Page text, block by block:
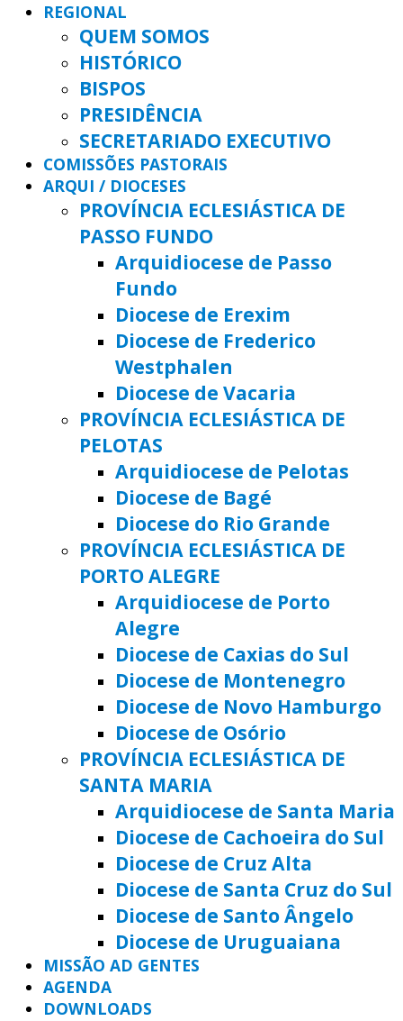
REGIONAL
QUEM SOMOS
HISTÓRICO
BISPOS
PRESIDÊNCIA
SECRETARIADO EXECUTIVO
COMISSÕES PASTORAIS
ARQUI / DIOCESES
PROVÍNCIA ECLESIÁSTICA DE
PASSO FUNDO
Arquidiocese de Passo
Fundo
Diocese de Erexim
Diocese de Frederico
Westphalen
Diocese de Vacaria
PROVÍNCIA ECLESIÁSTICA DE
PELOTAS
Arquidiocese de Pelotas
Diocese de Bagé
Diocese do Rio Grande
PROVÍNCIA ECLESIÁSTICA DE
PORTO ALEGRE
Arquidiocese de Porto
Alegre
Diocese de Caxias do Sul
Diocese de Montenegro
Diocese de Novo Hamburgo
Diocese de Osório
PROVÍNCIA ECLESIÁSTICA DE
SANTA MARIA
Arquidiocese de Santa Maria
Diocese de Cachoeira do Sul
Diocese de Cruz Alta
Diocese de Santa Cruz do Sul
Diocese de Santo Ângelo
Diocese de Uruguaiana
MISSÃO AD GENTES
AGENDA
DOWNLOADS